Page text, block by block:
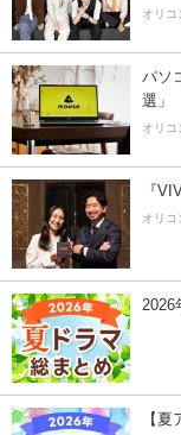
オリコ
パソ
選」
オリコ
『
オリコ
2026
【